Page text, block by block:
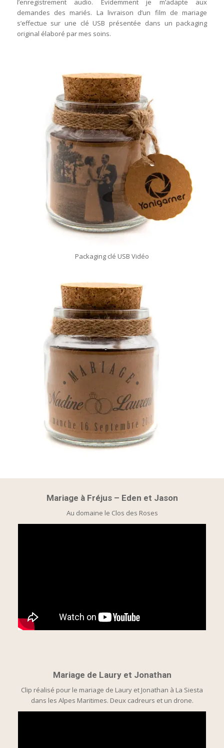
l’enregistrement audio. Évidemment je m’adapte aux
demandes des mariés. La livraison d’un film de mariage
s’effectue sur une clé USB présentée dans un packaging
original élaboré par mes soins.
Packaging clé USB Vidéo
Mariage à Fréjus – Eden et Jason
Au domaine le Clos des Roses
Mariage de Laury et Jonathan
Clip réalisé pour le mariage de Laury et Jonathan à La Siesta
dans les Alpes Maritimes. Deux cadreurs et un drone.